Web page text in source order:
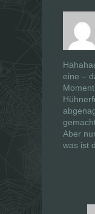
eine –
Aber
was ist